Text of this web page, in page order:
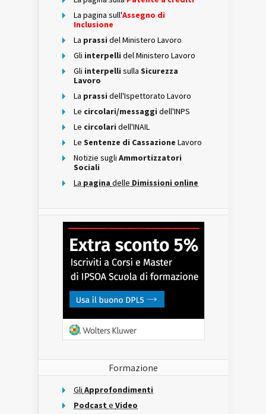
La pagina sull'Assegno di
Inclusione
La prassi del Ministero Lavoro
Gli interpelli del Ministero Lavoro
Gli interpelli sulla Sicurezza
Lavoro
La prassi dell'Ispettorato Lavoro
Le circolari/messaggi dell'INPS
Le circolari dell'INAIL
Le Sentenze di Cassazione Lavoro
Notizie sugli Ammortizzatori
Sociali
La pagina delle Dimissioni online
Formazione
Gli Approfondimenti
Podcast e Video